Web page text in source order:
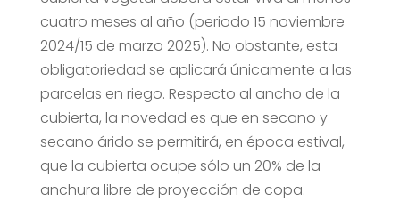
cuatro meses al año (periodo 15 noviembre
2024/15 de marzo 2025). No obstante, esta
obligatoriedad se aplicará únicamente a las
parcelas en riego. Respecto al ancho de la
cubierta, la novedad es que en secano y
secano árido se permitirá, en época estival,
que la cubierta ocupe sólo un 20% de la
anchura libre de proyección de copa.